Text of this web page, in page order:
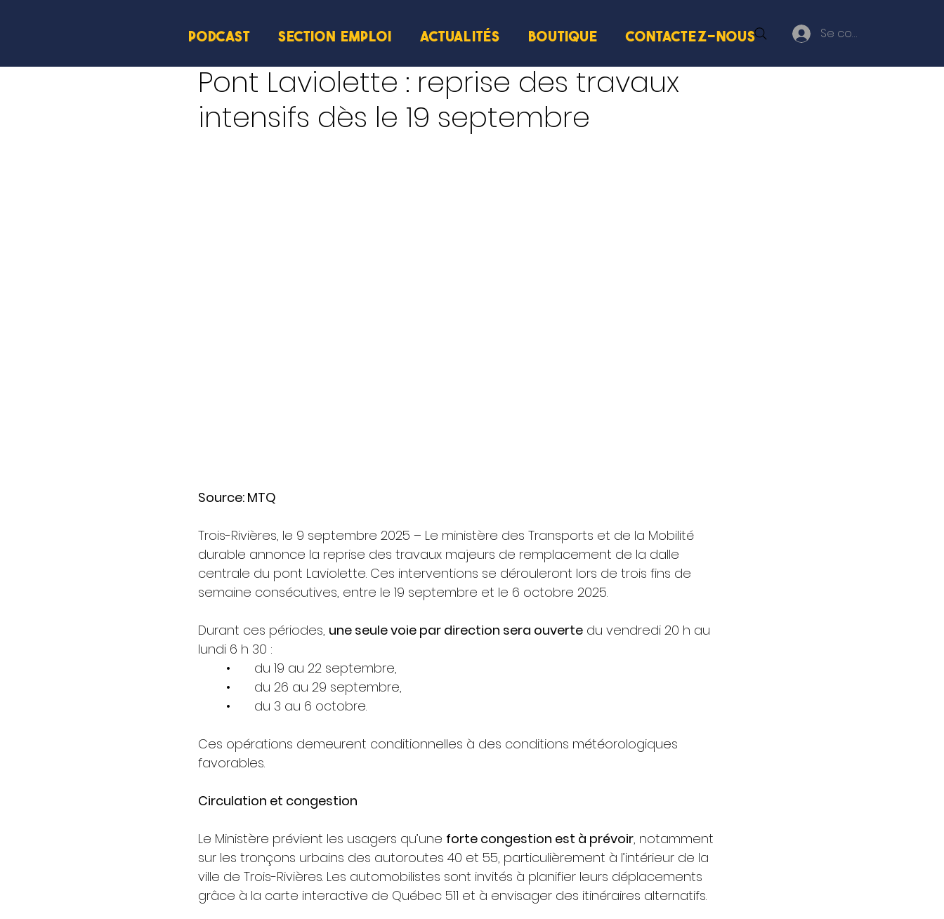
Se connecter
PODCAST SECTION EMPLOI ACTUALITÉS BOUTIQUE Contactez-nous
Pont Laviolette : reprise des travaux
intensifs dès le 19 septembre
Source: MTQ
Trois-Rivières, le 9 septembre 2025 – Le ministère des Transports et de la Mobilité
durable annonce la reprise des travaux majeurs de remplacement de la dalle
centrale du pont Laviolette. Ces interventions se dérouleront lors de trois fins de
semaine consécutives, entre le 19 septembre et le 6 octobre 2025.
Durant ces périodes, une seule voie par direction sera ouverte du vendredi 20 h au
lundi 6 h 30 :
	•	du 19 au 22 septembre,
	•	du 26 au 29 septembre,
	•	du 3 au 6 octobre.
Ces opérations demeurent conditionnelles à des conditions météorologiques
favorables.
Circulation et congestion
Le Ministère prévient les usagers qu’une forte congestion est à prévoir, notamment
sur les tronçons urbains des autoroutes 40 et 55, particulièrement à l’intérieur de la
ville de Trois-Rivières. Les automobilistes sont invités à planifier leurs déplacements
grâce à la carte interactive de Québec 511 et à envisager des itinéraires alternatifs.